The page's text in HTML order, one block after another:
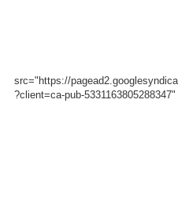
src="https://
?client=ca-pub-